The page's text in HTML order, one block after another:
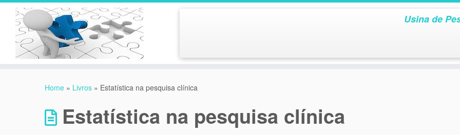
Usina de
Home » Livros » Estatística na pesquisa clínica
Estatística na pesquisa clínica